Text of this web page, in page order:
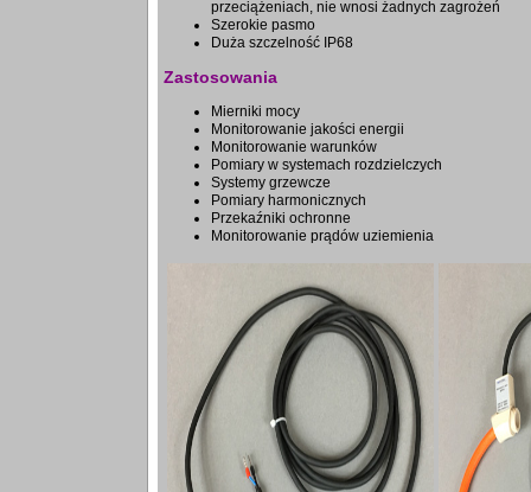
przeciążeniach, nie wnosi żadnych zagrożeń
Szerokie pasmo
Duża szczelność IP68
Zastosowania
Mierniki mocy
Monitorowanie jakości energii
Monitorowanie warunków
Pomiary w systemach rozdzielczych
Systemy grzewcze
Pomiary harmonicznych
Przekaźniki ochronne
Monitorowanie prądów uziemienia